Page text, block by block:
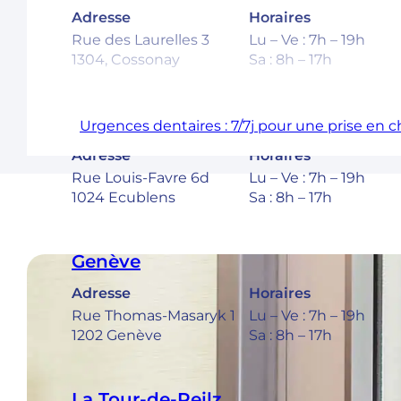
Adresse
Rue des Laurelles 3
1304, Cossonay
Horaires
Lu – Ve : 7h – 19h
Sa : 8h – 17h
Ecublens – EPFL
Adresse
Rue Louis-Favre 6d
1024 Ecublens
Horaires
Lu – Ve : 7h – 19h
Sa : 8h – 17h
Genève
Adresse
Rue Thomas-Masaryk 1
1202 Genève
Horaires
Lu – Ve : 7h – 19h
Sa : 8h – 17h
Urgences dentaires : 7/7j pour une prise en